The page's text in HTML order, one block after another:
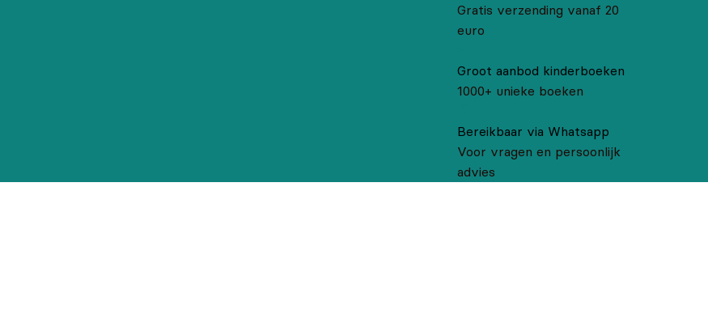
Gratis verzending vanaf 20
euro
Groot aanbod kinderboeken
1000+ unieke boeken
Bereikbaar via Whatsapp
Voor vragen en persoonlijk
advies